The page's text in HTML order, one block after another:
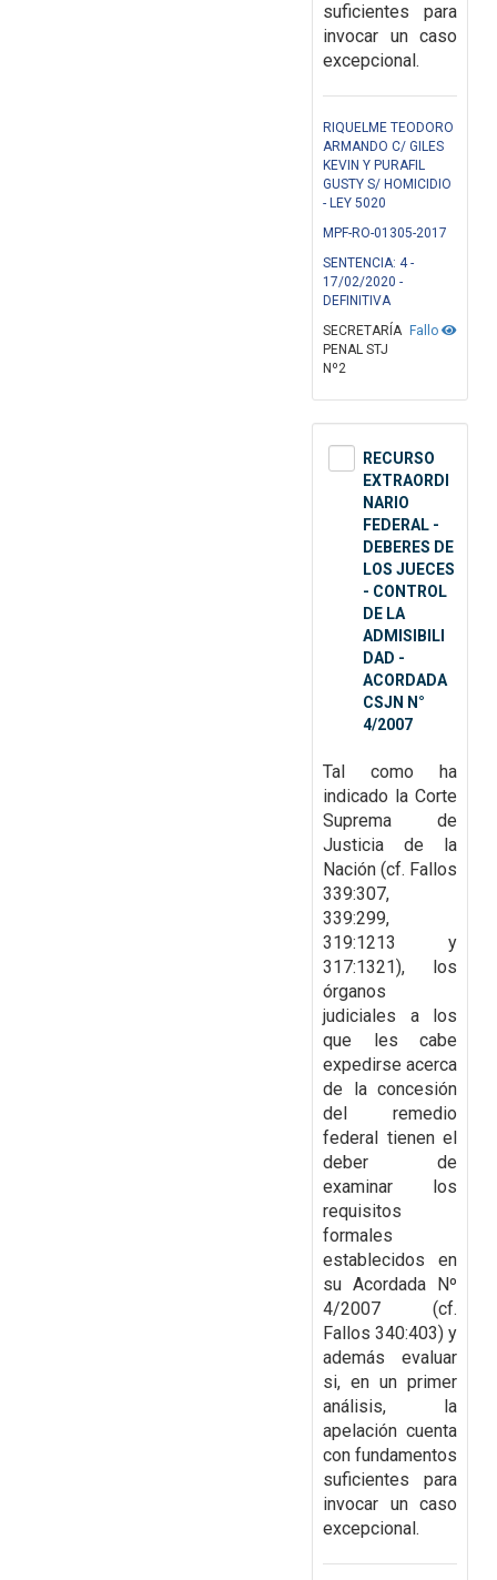
suficientes para
invocar un caso
excepcional.
RIQUELME TEODORO
ARMANDO C/ GILES
KEVIN Y PURAFIL
GUSTY S/ HOMICIDIO
- LEY 5020
MPF-RO-01305-2017
SENTENCIA: 4 -
17/02/2020 -
DEFINITIVA
Fallo
SECRETARÍA
PENAL STJ
Nº2
RECURSO
EXTRAORDI
NARIO
FEDERAL -
DEBERES DE
LOS JUECES
- CONTROL
DE LA
ADMISIBILI
DAD -
ACORDADA
CSJN N°
4/2007
Tal como ha
indicado la Corte
Suprema de
Justicia de la
Nación (cf. Fallos
339:307,
339:299,
319:1213 y
317:1321), los
órganos
judiciales a los
que les cabe
expedirse acerca
de
la concesión
del remedio
federal tienen el
deber de
examinar los
requisitos
formales
establecidos en
su Acordada Nº
4/2007 (cf.
Fallos 340:403) y
además evaluar
si, en un primer
análisis, la
apelación cuenta
con fundamentos
suficientes para
invocar un caso
excepcional.